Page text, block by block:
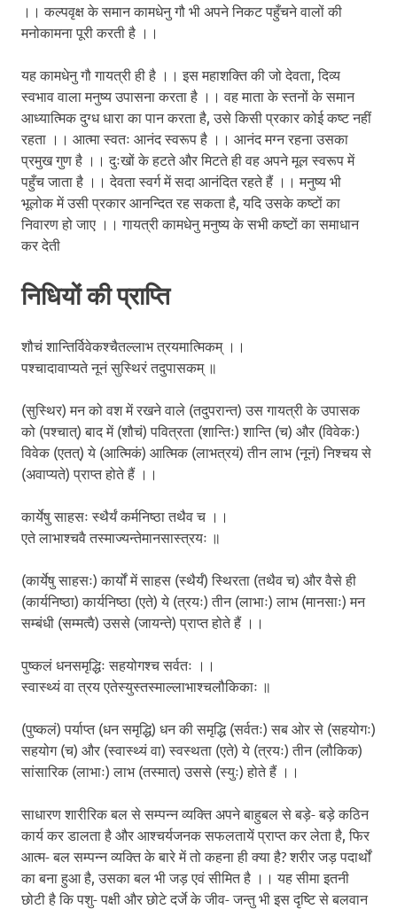
।। कल्पवृक्ष के समान कामधेनु गौ भी अपने निकट पहुँचने वालों की
मनोकामना पूरी करती है ।।
यह कामधेनु गौ गायत्री ही है ।। इस महाशक्ति की जो देवता, दिव्य
स्वभाव वाला मनुष्य उपासना करता है ।। वह माता के स्तनों के समान
आध्यात्मिक दुग्ध धारा का पान करता है, उसे किसी प्रकार कोई कष्ट नहीं
रहता ।। आत्मा स्वतः आनंद स्वरूप है ।। आनंद मग्न रहना उसका
प्रमुख गुण है ।। दुःखों के हटते और मिटते ही वह अपने मूल स्वरूप में
पहुँच जाता है ।। देवता स्वर्ग में सदा आनंदित रहते हैं ।। मनुष्य भी
भूलोक में उसी प्रकार आनन्दित रह सकता है, यदि उसके कष्टों का
निवारण हो जाए ।। गायत्री कामधेनु मनुष्य के सभी कष्टों का समाधान
कर देती
निधियों की प्राप्ति
शौचं शान्तिर्विवेकश्चैतल्लाभ त्रयमात्मिकम् ।।
पश्चादावाप्यते नूनं सुस्थिरं तदुपासकम् ॥
(सुस्थिर) मन को वश में रखने वाले (तदुपरान्त) उस गायत्री के उपासक
को (पश्चात्) बाद में (शौचं) पवित्रता (शान्तिः) शान्ति (च) और (विवेकः)
विवेक (एतत्) ये (आत्मिकं) आत्मिक (लाभत्रयं) तीन लाभ (नूनं) निश्चय से
(अवाप्यते) प्राप्त होते हैं ।।
कार्येषु साहसः स्थैर्यं कर्मनिष्ठा तथैव च ।।
एते लाभाश्चवै तस्माज्यन्तेमानसास्त्रयः ॥
(कार्येषु साहसः) कार्यों में साहस (स्थैर्यं) स्थिरता (तथैव च) और वैसे ही
(कार्यनिष्ठा) कार्यनिष्ठा (एते) ये (त्रयः) तीन (लाभाः) लाभ (मानसाः) मन
सम्बंधी (सम्मत्वै) उससे (जायन्ते) प्राप्त होते हैं ।।
पुष्कलं धनसमृद्धिः सहयोगश्च सर्वतः ।।
स्वास्थ्यं वा त्रय एतेस्युस्तस्माल्लाभाश्चलौकिकाः ॥
(पुष्कलं) पर्याप्त (धन समृद्धि) धन की समृद्धि (सर्वतः) सब ओर से (सहयोगः)
सहयोग (च) और (स्वास्थ्यं वा) स्वस्थता (एते) ये (त्रयः) तीन (लौकिक)
सांसारिक (लाभाः) लाभ (तस्मात्) उससे (स्युः) होते हैं ।।
साधारण शारीरिक बल से सम्पन्न व्यक्ति अपने बाहुबल से बड़े- बड़े कठिन
कार्य कर डालता है और आश्चर्यजनक सफलतायें प्राप्त कर लेता है, फिर
आत्म- बल सम्पन्न व्यक्ति के बारे में तो कहना ही क्या है? शरीर जड़ पदार्थों
का बना हुआ है, उसका बल भी जड़ एवं सीमित है ।। यह सीमा इतनी
छोटी है कि पशु- पक्षी और छोटे दर्जे के जीव- जन्तु भी इस दृष्टि से बलवान